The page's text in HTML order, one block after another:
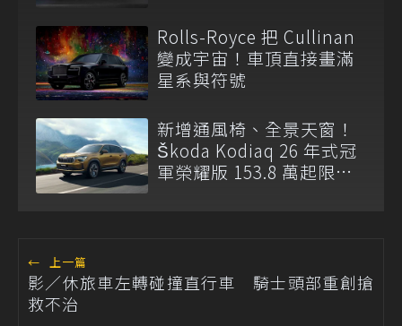
Rolls-Royce 把 Cullinan
變成宇宙！車頂直接畫滿
星系與符號
新增通風椅、全景天窗！
Škoda Kodiaq 26 年式冠
軍榮耀版 153.8 萬起限量
← 上一篇
影／休旅車左轉碰撞直行車 騎士頭部重創搶
救不治